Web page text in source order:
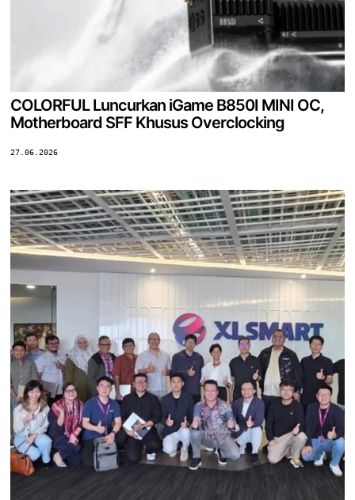
COLORFUL Luncurkan iGame B850I MINI OC,
Motherboard SFF Khusus Overclocking
27.06.2026